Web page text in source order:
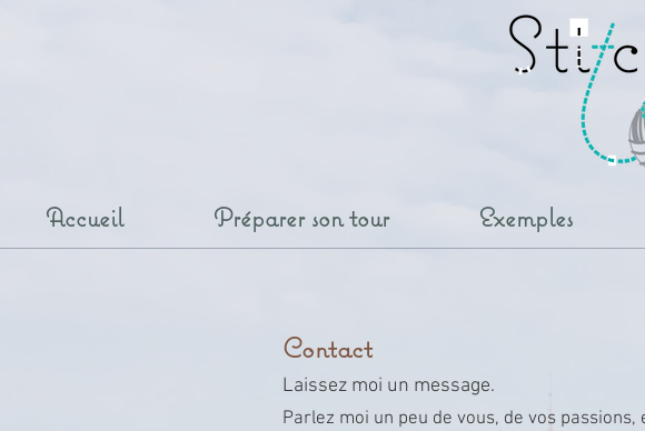
Accueil Préparer son tour Exemples
Contact
Laissez moi un message.
Parlez moi un peu de vous, de vos passions,